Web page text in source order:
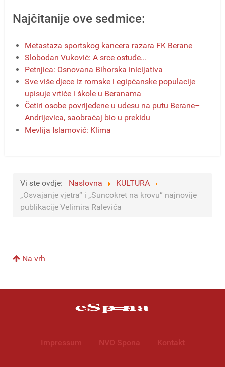
Najčitanije ove sedmice:
Metastaza sportskog kancera razara FK Berane
Slobodan Vuković: A srce ostuđe...
Petnjica: Osnovana Bihorska inicijativa
Sve više djece iz romske i egipćanske populacije
upisuje vrtiće i škole u Beranama
Četiri osobe povrijeđene u udesu na putu Berane–
Andrijevica, saobraćaj bio u prekidu
Mevlija Islamović: Klima
Vi ste ovdje: Naslovna
KULTURA
„Osvajanje vjetra“ i „Suncokret na krovu“ najnovije
publikacije Velimira Ralevića
Na vrh
Impressum NVO Spona Kontakt